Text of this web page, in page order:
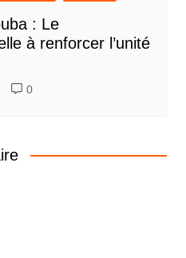
: Le
à renforcer l’unité
0